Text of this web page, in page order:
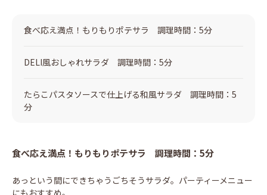
食べ応え満点！もりもりポテサラ 調理時間：5分
DELI風おしゃれサラダ 調理時間：5分
たらこパスタソースで仕上げる和風サラダ 調理時間：5
分
食べ応え満点！もりもりポテサラ 調理時間：5分
あっという間にできちゃうごちそうサラダ。パーティーメニュー
にもおすすめ。